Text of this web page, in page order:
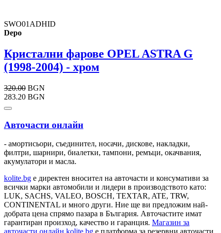
SWO01ADHID
Depo
Кристални фарове OPEL ASTRA G
(1998-2004) - хром
320.00 BGN
283.20 BGN
Авточасти онлайн
- амортисьори, съединител, носачи, дискове, накладки,
филтри, шарнири, биалетки, тампони, ремъци, окачвания,
акумулатори и масла.
kolite.bg e директен вносител на авточасти и консумативи за
всички марки автомобили и лидери в производството като:
LUK, SACHS, VALEO, BOSCH, TEXTAR, ATE, TRW,
CONTINENTAL и много други. Ние ще ви предложим най-
добрата цена спрямо пазара в България. Авточастите имат
гарантиран произход, качество и гаранция. Магазин за